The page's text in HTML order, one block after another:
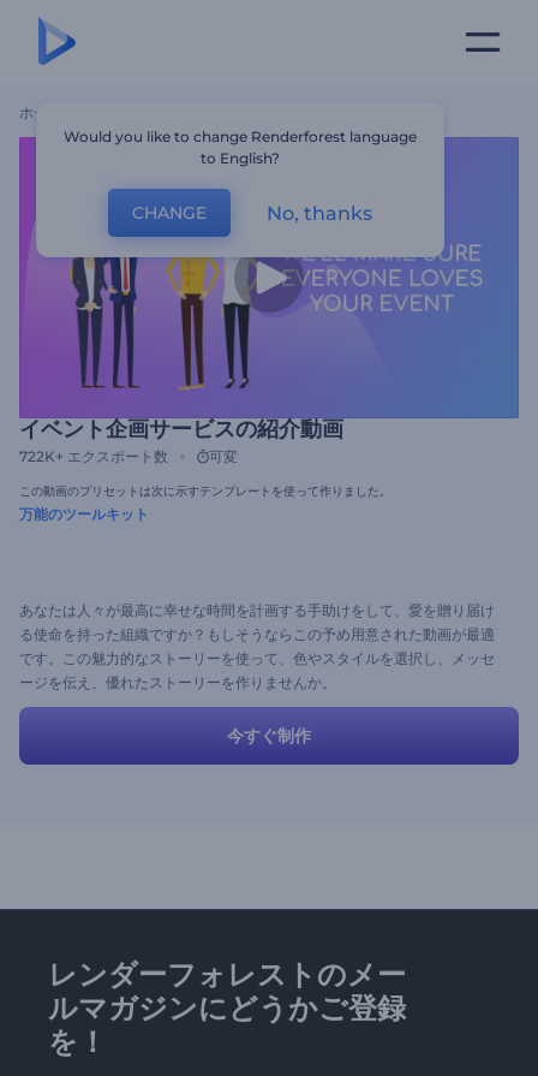
ホーム
イベント企画サービスの紹介動画
722K+ エクスポート数 可変
この動画のプリセットは次に示すテンプレートを使って作りました。
万能のツールキット
あなたは人々が最高に幸せな時間を計画する手助けをして、愛を贈り届け
る使命を持った組織ですか？もしそうならこの予め用意された動画が最適
です。この魅力的なストーリーを使って、色やスタイルを選択し、メッセ
ージを伝え、優れたストーリーを作りませんか。
今すぐ制作
レンダーフォレストのメー
ルマガジンにどうかご登録
を！
Would you like to change Renderforest language
to English?
CHANGE No, thanks